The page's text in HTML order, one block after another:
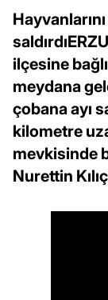
ilçesine
meydana
çobana ayı
kilometre
mevkisinde
Nurettin